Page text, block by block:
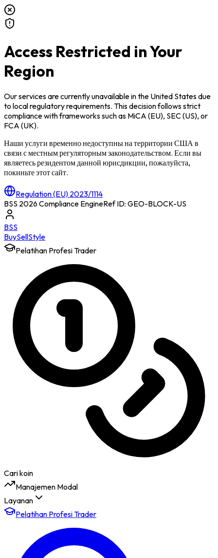
Access Restricted in Your
Region
Our services are currently unavailable inthe United Statesdue
to local regulatory requirements. This decision follows strict
compliance with frameworks such as MiCA (EU), SEC (US), or
FCA (UK).
Наши услуги временно недоступны на территории США в
связи с местным регуляторным законодательством. Если вы
являетесь резидентом данной юрисдикции, пожалуйста,
покиньте этот сайт.
Regulation (EU) 2023/1114
BSS 2026 Compliance EngineRef ID: GEO-BLOCK-US
BSS
BuySellStyle
Pelatihan Profesi Trader
Cari koin
Manajemen Modal
Layanan
Pelatihan Profesi Trader